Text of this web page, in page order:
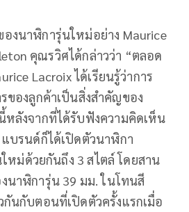
งนาฬิการุ่นใหม่อย่าง Maurice
คุณรวิศได้กล่าวว่า “ตลอด
Lacroix ได้เรียนรู้ว่าการ
ของลูกค้าเป็นสิ่งสำคัญของ
หลังจากที่ได้รับฟังความคิดเห็น
บรนด์ก็ได้เปิดตัวนาฬิกา
ใหม่ด้วยกันถึง 3 สไตล์ โดยสาน
นาฬิการุ่น 39 มม. ในโทนสี
กันกับตอนที่เปิดตัวครั้งแรกเมื่อ